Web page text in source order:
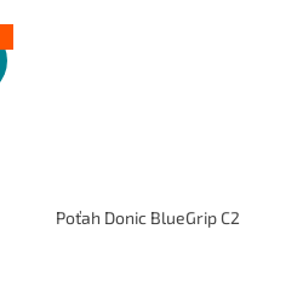
Poťah Donic BlueGrip C2